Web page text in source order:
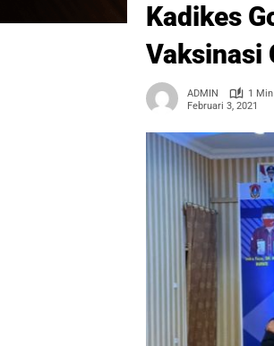
Kadikes
Vaksinasi
ADMIN
1
Februari 3, 2021